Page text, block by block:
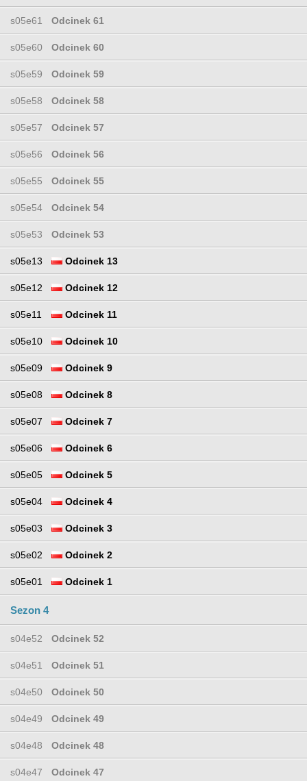
s05e61 Odcinek 61
s05e60 Odcinek 60
s05e59 Odcinek 59
s05e58 Odcinek 58
s05e57 Odcinek 57
s05e56 Odcinek 56
s05e55 Odcinek 55
s05e54 Odcinek 54
s05e53 Odcinek 53
s05e13 Odcinek 13
s05e12 Odcinek 12
s05e11 Odcinek 11
s05e10 Odcinek 10
s05e09 Odcinek 9
s05e08 Odcinek 8
s05e07 Odcinek 7
s05e06 Odcinek 6
s05e05 Odcinek 5
s05e04 Odcinek 4
s05e03 Odcinek 3
s05e02 Odcinek 2
s05e01 Odcinek 1
Sezon 4
s04e52 Odcinek 52
s04e51 Odcinek 51
s04e50 Odcinek 50
s04e49 Odcinek 49
s04e48 Odcinek 48
s04e47 Odcinek 47